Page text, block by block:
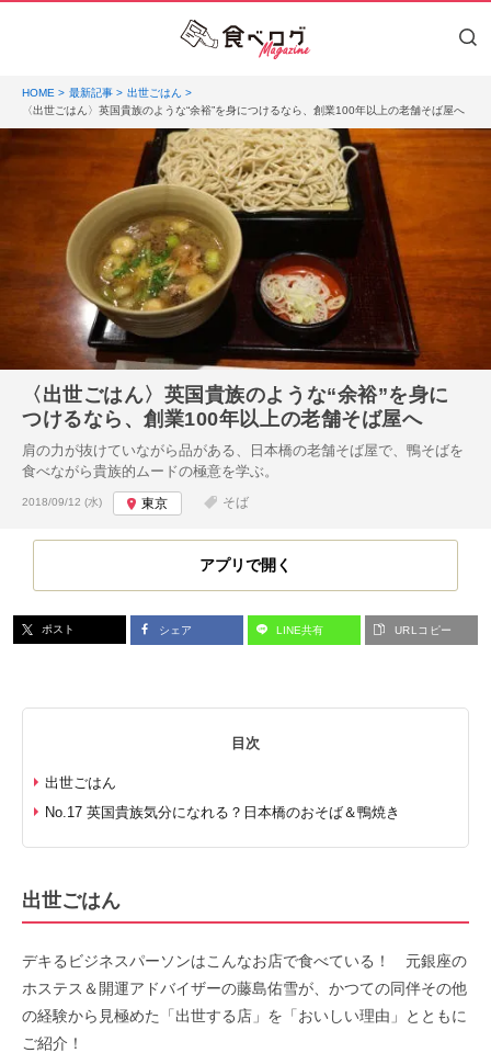
HOME 最新記事
出世ごはん
〈出世ごはん〉英国貴族のような“余裕”を身につけるなら、創業100年以上の老舗そば屋へ
〈出世ごはん〉英国貴族のような“余裕”を身に
つけるなら、創業100年以上の老舗そば屋へ
肩の力が抜けていながら品がある、日本橋の老舗そば屋で、鴨そばを
食べながら貴族的ムードの極意を学ぶ。
投稿日:
2018/09/12 (水) 東京 そば
アプリで開く
ポスト シェア LINE共有 URLコピー
目次
出世ごはん
No.17 英国貴族気分になれる？日本橋のおそば＆鴨焼き
出世ごはん
デキるビジネスパーソンはこんなお店で食べている！ 元銀座の
ホステス＆開運アドバイザーの藤島佑雪が、かつての同伴その他
の経験から見極めた「出世する店」を「おいしい理由」とともに
ご紹介！